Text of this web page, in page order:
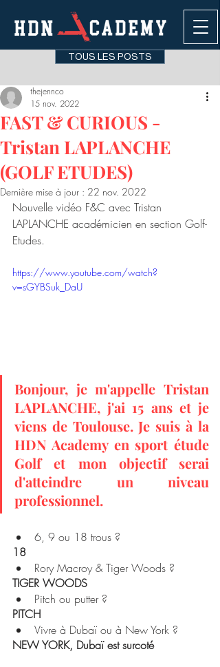
TOUS LES POSTS
FAST & CURIOUS -
Tristan LAPLANCHE
(GOLF ETUDES)
thejennco
15 nov. 2022
Dernière mise à jour : 22 nov. 2022
Nouvelle vidéo F&C avec Tristan
LAPLANCHE académicien en section Golf-
Etudes.
https://www.youtube.com/watch?
v=sGYBSuk_DaU
Bonjour, je m'appelle Tristan
LAPLANCHE, j'ai 15 ans et je
viens de Toulouse. Je suis à la
HDN Academy en sport étude
Golf et mon objectif serai
d'atteindre un niveau
professionnel.
6, 9 ou 18 trous ?
18
Rory Macroy & Tiger Woods ?
TIGER WOODS
Pitch ou putter ?
PITCH
Vivre à Dubaï ou à New York ?
NEW YORK, Dubaï est surcoté